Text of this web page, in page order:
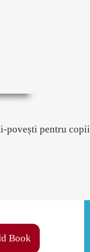
povești pentru copii
Book